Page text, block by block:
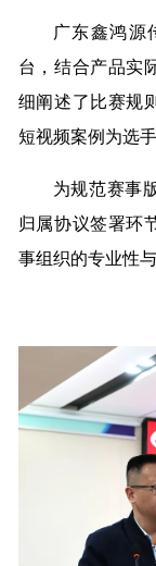
广东鑫鸿源
台，结合产品实
细阐述了比赛规
短视频案例为选
为规范赛事
归属协议签署环
事组织的专业性与